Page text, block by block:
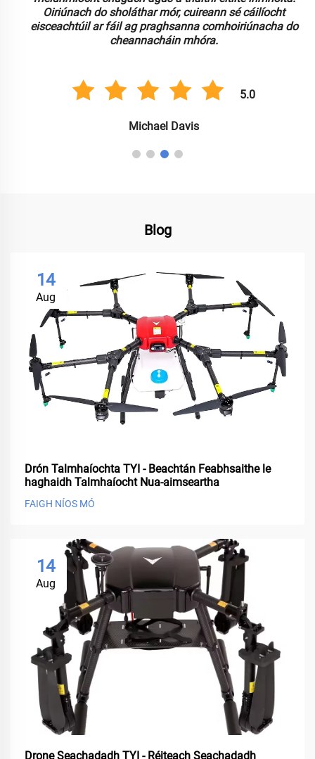
Oiriúnach do sholáthar mór, cuireann sé cáilíocht
eisceachtúil ar fáil ag praghsanna comhoiriúnacha do
cheannacháin mhóra.
5.0
Michael Davis
Blog
14
Aug
Drón Talmhaíochta TYI - Beachtán Feabhsaithe le
haghaidh Talmhaíocht Nua-aimseartha
FAIGH NÍOS MÓ
14
Aug
Drone Seachadadh TYI - Réiteach Seachadadh